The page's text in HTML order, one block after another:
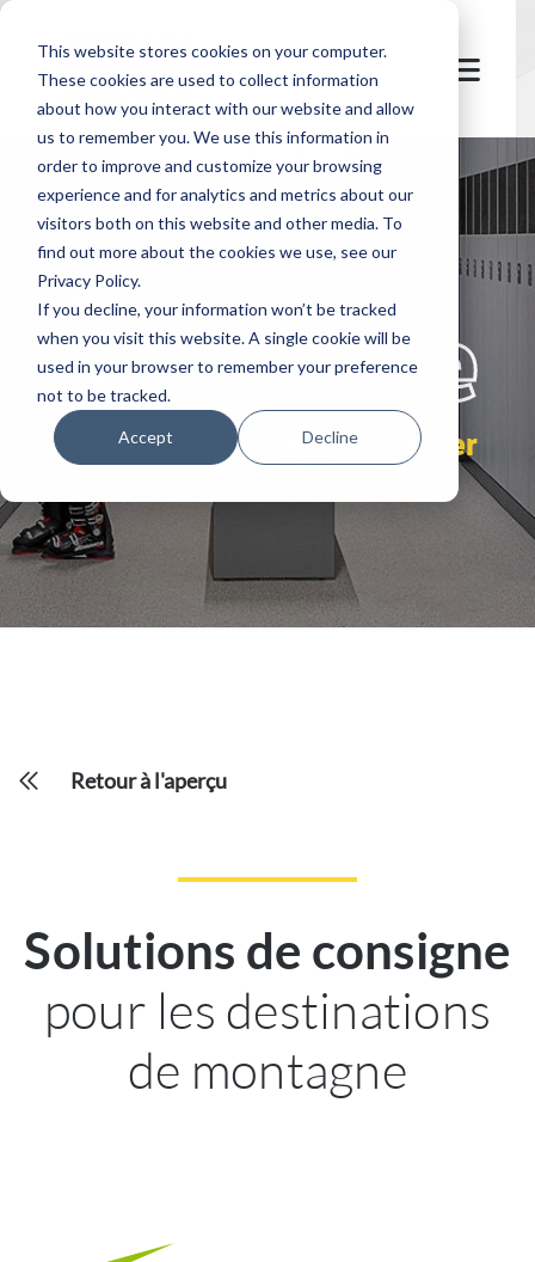
This website stores cookies on your computer.
These cookies are used to collect information
about how you interact with our website and allow
us to remember you. We use this information in
order to improve and customize your browsing
experience and for analytics and metrics about our
visitors both on this website and other media. To
find out more about the cookies we use, see our
Privacy Policy.
If you decline, your information won’t be tracked
when you visit this website. A single cookie will be
used in your browser to remember your preference
not to be tracked.
Accept Decline
let's
welcome
Wintersteiger
Retour à l'aperçu
Solutions de consigne
pour les destinations
de montagne